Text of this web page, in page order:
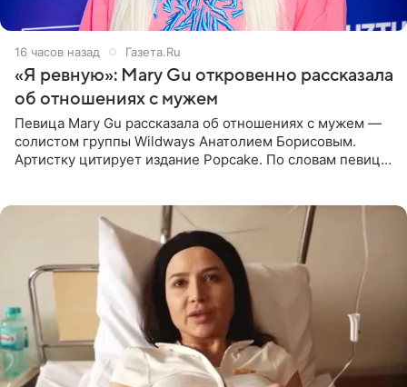
16 часов назад Газета.Ru
«Я ревную»: Mary Gu откровенно рассказала
об отношениях с мужем
Певица Mary Gu рассказала об отношениях с мужем —
солистом группы Wildways Анатолием Борисовым.
Артистку цитирует издание Popcake. По словам певицы,